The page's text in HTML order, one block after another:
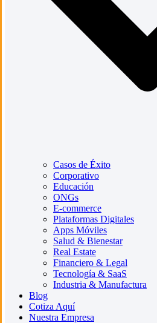
Casos de Éxito
Corporativo
Educación
ONGs
E-commerce
Plataformas Digitales
Apps Móviles
Salud & Bienestar
Real Estate
Financiero & Legal
Tecnología & SaaS
Industria & Manufactura
Blog
Cotiza Aquí
Nuestra Empresa